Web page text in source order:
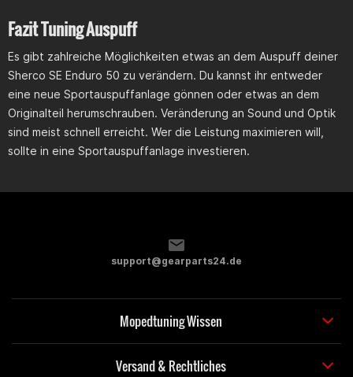
Fazit Tuning Auspuff
Es gibt zahlreiche Möglichkeiten etwas an dem Auspuff deiner
Sherco SE Enduro 50 zu verändern. Du kannst ihr entweder
eine neue Sportauspuffanlage gönnen oder etwas an dem
Originalteil herumschrauben. Veränderung an Sound und Optik
sind meist schnell erreicht. Wer die Leistung maximieren will,
sollte in eine Sportauspuffanlage investieren.
support@gearparts24.de
Mopedtuning Wissen
Versand & Rechtliches